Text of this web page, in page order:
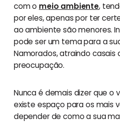
com o meio ambiente,
por eles, apenas por ter
ao ambiente são menores.
pode ser um tema para a
Namorados, atraindo casais
preocupação.
Nunca é demais dizer que o
existe espaço para os mais
depender de como a sua